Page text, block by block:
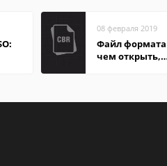
08 февраля 2019
Файл формата
чем открыть,